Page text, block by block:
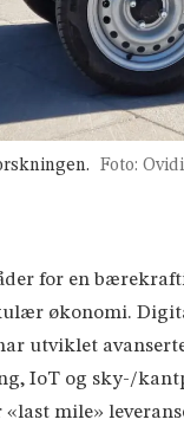
Foto:
for en
økonomi.
utviklet
IoT og sky-/
mile»